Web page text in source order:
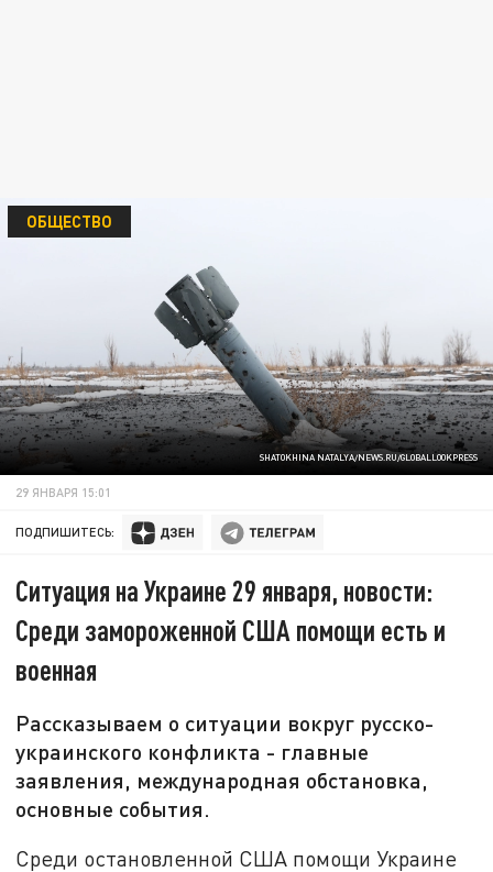
SHATOKHINA NATALYA/NEWS.RU/GLOBALLOOKPRESS
ОБЩЕСТВО
29 ЯНВАРЯ 15:01
ПОДПИШИТЕСЬ:
Ситуация на Украине 29 января, новости:
Среди замороженной США помощи есть и
военная
Рассказываем о ситуации вокруг русско-
украинского конфликта - главные
заявления, международная обстановка,
основные события.
Среди остановленной США помощи Украине